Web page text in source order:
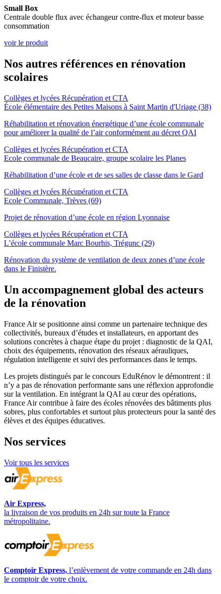
Small Box
Centrale double flux avec échangeur contre-flux et moteur basse
consommation
voir le produit
Nos autres références en rénovation
scolaires
Collèges et lycées Récupération et CTA
École élémentaire des Petites Maisons à Saint Martin d'Uriage (38)
Réhabilitation et rénovation énergétique d’une école communale
pour améliorer la qualité de l’air conformément au décret QAI
Collèges et lycées Récupération et CTA
Ecole communale de Beaucaire, groupe scolaire les Planes
Réhabilitation d’une école et de ses salles de classe dans le Gard
Collèges et lycées Récupération et CTA
Ecole Communale, Trèves (69)
Projet de rénovation d’une école en région Lyonnaise
Collèges et lycées Récupération et CTA
L’école communale Marc Bourhis, Trégunc (29)
Rénovation du système de ventilation de deux zones d’une école
dans le Finistère.
Un accompagnement global des acteurs
de la rénovation
France Air se positionne ainsi comme un partenaire technique des
collectivités, bureaux d’études et installateurs, en apportant des
solutions concrètes à chaque étape du projet : diagnostic de la QAI,
choix des équipements, rénovation des réseaux aérauliques,
régulation intelligente et suivi des performances dans le temps.
Les projets distingués par le concours EduRénov le démontrent : il
n’y a pas de rénovation performante sans une réflexion approfondie
sur la ventilation. En intégrant la QAI au cœur des opérations,
France Air contribue à faire des écoles rénovées des bâtiments plus
sobres, plus confortables et surtout plus protecteurs pour la santé des
élèves et des équipes éducatives.
Nos services
Voir tous les services
Air Express,
la livraison de vos produits en 24h sur toute la France
métropolitaine.
Comptoir Express, l’enlèvement de votre commande en 24h dans
le comptoir de votre choix.